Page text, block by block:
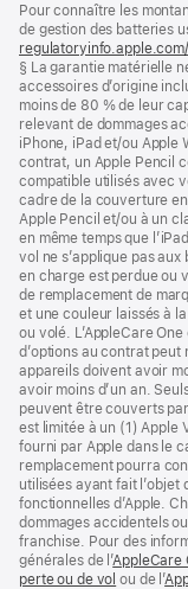
de
page
de
bas
de
page
Pour connaître les
de gestion des batteries
§ La garantie matérielle
accessoires d’origine
moins de 80 % de leur
relevant de dommages
iPhone, iPad et/ou Apple
contrat, un Apple Pencil
compatible utilisés avec
cadre de la couverture
Apple Pencil et/ou à un
en même temps que
vol ne s’applique pas
en charge est perdue ou
de remplacement de
et une couleur laissés à
ou volé. L’AppleCare
d’options au contrat
appareils doivent avoir
avoir moins d’un an.
peuvent être couverts
est limitée à un (1) Apple
fourni par Apple dans le
remplacement pourra
utilisées ayant fait
fonctionnelles d’Apple.
dommages accidentels
franchise. Pour des
générales de l’AppleCare
perte ou de vol (s’ouvre
ou de l’